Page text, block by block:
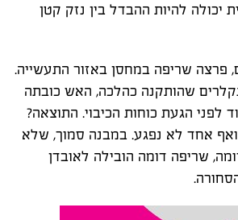
יכולה להיות ההבדל בין נזק קטן
פרצה שריפה במחסן באזור התעשייה.
שהותקנה כהלכה, האש כובתה
לפני הגעת כוחות הכיבוי. התוצאה?
ואף אחד לא נפגע. במבנה סמוך, שלא
שריפה דומה הובילה לאובדן